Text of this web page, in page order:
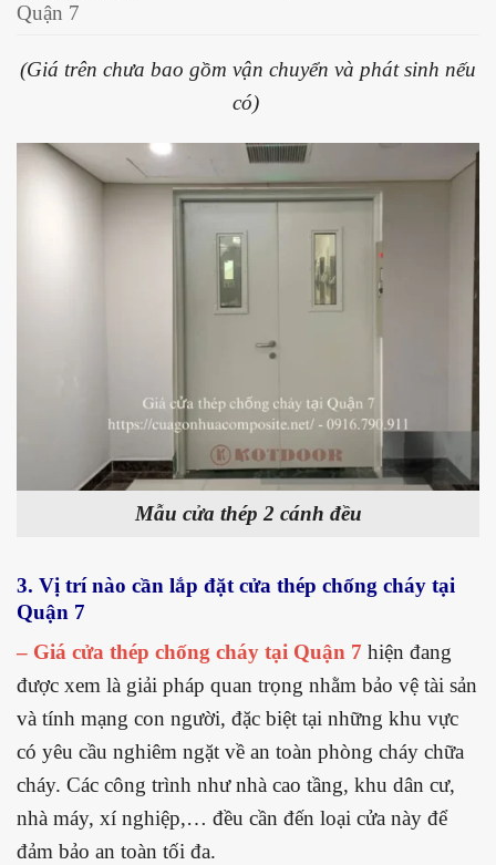
Quận 7
(Giá trên chưa bao gồm vận chuyển và phát sinh nếu
có)
Mẫu cửa thép 2 cánh đều
3. Vị trí nào cần lắp đặt cửa thép chống cháy tại
Quận 7
– Giá cửa thép chống cháy tại Quận 7 hiện đang
được xem là giải pháp quan trọng nhằm bảo vệ tài sản
và tính mạng con người, đặc biệt tại những khu vực
có yêu cầu nghiêm ngặt về an toàn phòng cháy chữa
cháy. Các công trình như nhà cao tầng, khu dân cư,
nhà máy, xí nghiệp,… đều cần đến loại cửa này để
đảm bảo an toàn tối đa.